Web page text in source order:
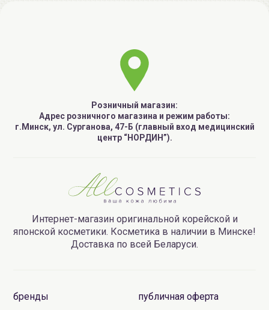
Розничный магазин:
Адрес розничного магазина и режим работы:
г.Минск, ул. Сурганова, 47-Б (главный вход медицинский
центр “НОРДИН”).
Интернет-магазин оригинальной корейской и
японской косметики. Косметика в наличии в Минске!
Доставка по всей Беларуси.
бренды
публичная оферта